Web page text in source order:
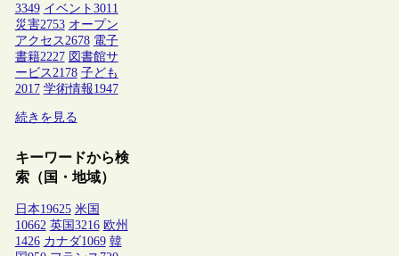
3349 イベント 3011
災害2753 オープン
アクセス 2678 電子
書籍2227 図書館サ
ービス 2178 子ども
2017 学術情報1947
続きを見る
キーワードから検
索（国・地域）
日本19625 米国
10662 英国 3216 欧州
1426 カナダ1069 韓